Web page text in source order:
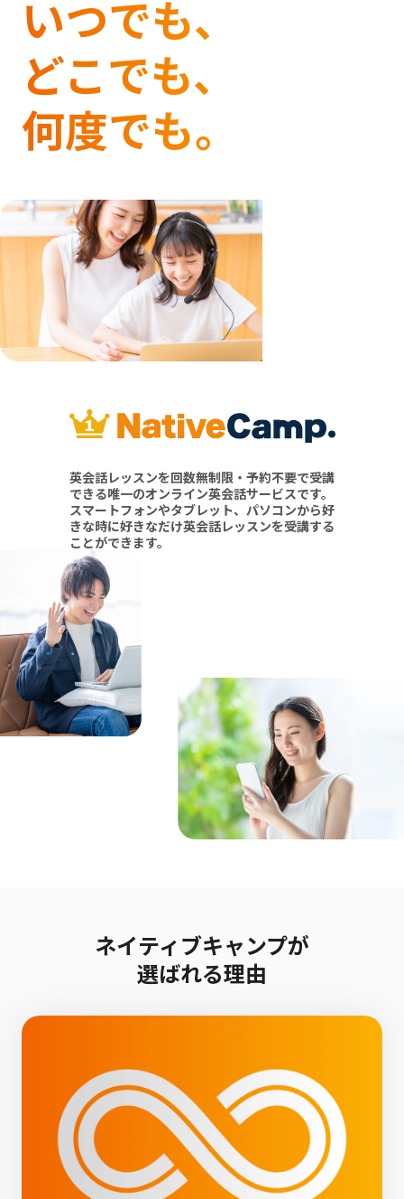
いつでも、
どこでも、
何度でも。
英会話レッスンを回数無制限・予約不要で受講
できる唯一のオンライン英会話サービスです。
スマートフォンやタブレット、パソコンから好
きな時に好きなだけ英会話レッスンを受講する
ことができます。
ネイティブキャンプが
選ばれる理由